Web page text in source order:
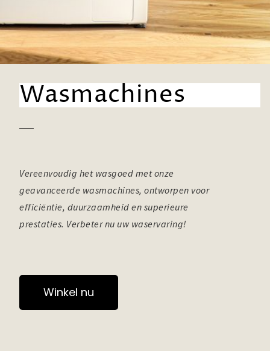
Wasmachines
Vereenvoudig het wasgoed met onze
geavanceerde wasmachines, ontworpen voor
efficiëntie, duurzaamheid en superieure
prestaties. Verbeter nu uw waservaring!
Winkel nu